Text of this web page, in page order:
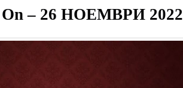
On – 26 НОЕМВРИ 2022